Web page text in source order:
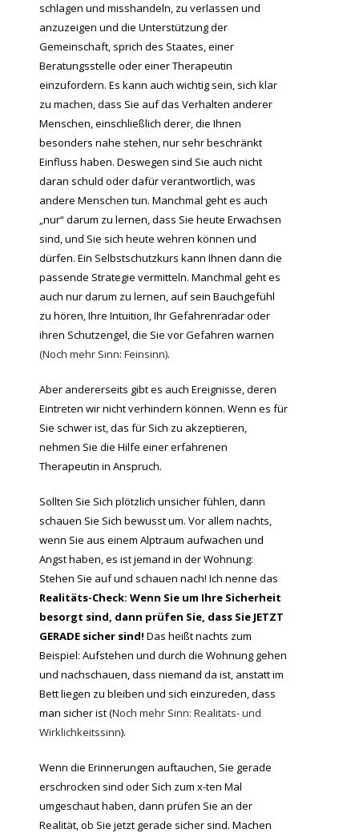
schlagen und misshandeln, zu verlassen und
anzuzeigen und die Unterstützung der
Gemeinschaft, sprich des Staates, einer
Beratungsstelle oder einer Therapeutin
einzufordern. Es kann auch wichtig sein, sich klar
zu machen, dass Sie auf das Verhalten anderer
Menschen, einschließlich derer, die Ihnen
besonders nahe stehen, nur sehr beschränkt
Einfluss haben. Deswegen sind Sie auch nicht
daran schuld oder dafür verantwortlich, was
andere Menschen tun. Manchmal geht es auch
„nur“ darum zu lernen, dass Sie heute Erwachsen
sind, und Sie sich heute wehren können und
dürfen. Ein Selbstschutzkurs kann Ihnen dann die
passende Strategie vermitteln. Manchmal geht es
auch nur darum zu lernen, auf sein Bauchgefühl
zu hören, Ihre Intuition, Ihr Gefahrenradar oder
ihren Schutzengel, die Sie vor Gefahren warnen
(Noch mehr Sinn: Feinsinn).
Aber andererseits gibt es auch Ereignisse, deren
Eintreten wir nicht verhindern können. Wenn es für
Sie schwer ist, das für Sich zu akzeptieren,
nehmen Sie die Hilfe einer erfahrenen
Therapeutin in Anspruch.
Sollten Sie Sich plötzlich unsicher fühlen, dann
schauen Sie Sich bewusst um. Vor allem nachts,
wenn Sie aus einem Alptraum aufwachen und
Angst haben, es ist jemand in der Wohnung:
Stehen Sie auf und schauen nach! Ich nenne das
Realitäts-Check: Wenn Sie um Ihre Sicherheit
besorgt sind, dann prüfen Sie, dass Sie JETZT
GERADE sicher sind! Das heißt nachts zum
Beispiel: Aufstehen und durch die Wohnung gehen
und nachschauen, dass niemand da ist, anstatt im
Bett liegen zu bleiben und sich einzureden, dass
man sicher ist (Noch mehr Sinn: Realitäts- und
Wirklichkeitssinn).
Wenn die Erinnerungen auftauchen, Sie gerade
erschrocken sind oder Sich zum x-ten Mal
umgeschaut haben, dann prüfen Sie an der
Realität, ob Sie jetzt gerade sicher sind. Machen